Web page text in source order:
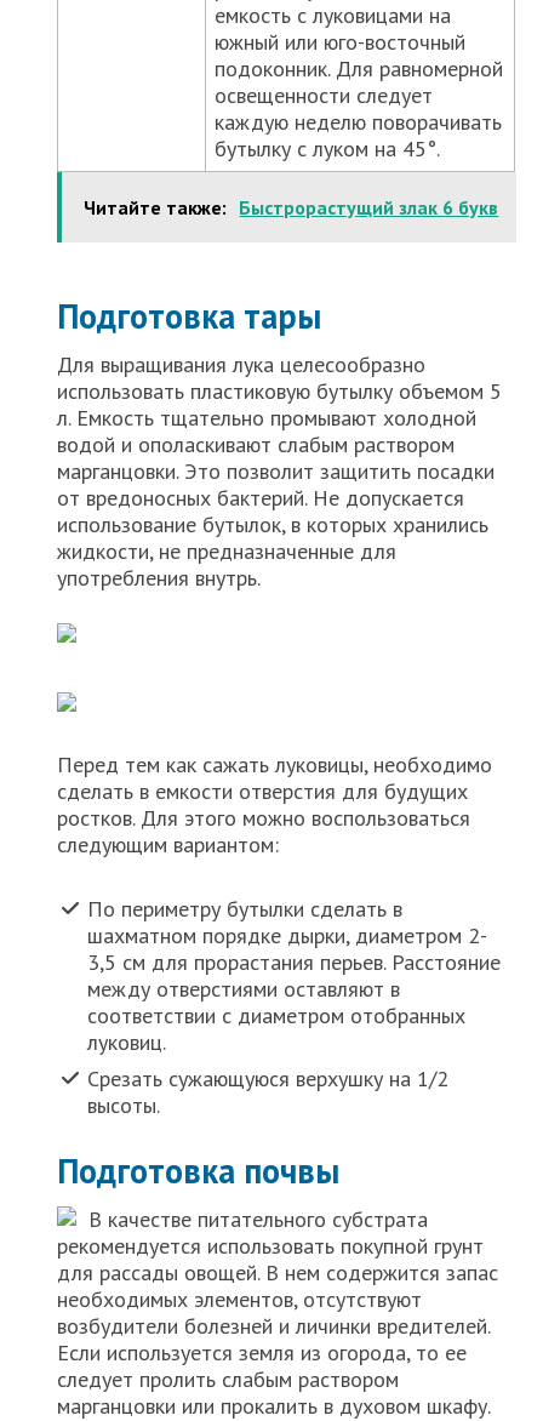
емкость с луковицами на
южный или юго-восточный
подоконник. Для равномерной
освещенности следует
каждую неделю поворачивать
бутылку с луком на 45°.
Читайте также: Быстрорастущий злак 6 букв
Подготовка тары
Для выращивания лука целесообразно
использовать пластиковую бутылку объемом 5
л. Емкость тщательно промывают холодной
водой и ополаскивают слабым раствором
марганцовки. Это позволит защитить посадки
от вредоносных бактерий. Не допускается
использование бутылок, в которых хранились
жидкости, не предназначенные для
употребления внутрь.
Перед тем как сажать луковицы, необходимо
сделать в емкости отверстия для будущих
ростков. Для этого можно воспользоваться
следующим вариантом:
По периметру бутылки сделать в
шахматном порядке дырки, диаметром 2-
3,5 см для прорастания перьев. Расстояние
между отверстиями оставляют в
соответствии с диаметром отобранных
луковиц.
Срезать сужающуюся верхушку на 1/2
высоты.
Подготовка почвы
В качестве питательного субстрата
рекомендуется использовать покупной грунт
для рассады овощей. В нем содержится запас
необходимых элементов, отсутствуют
возбудители болезней и личинки вредителей.
Если используется земля из огорода, то ее
следует пролить слабым раствором
марганцовки или прокалить в духовом шкафу.